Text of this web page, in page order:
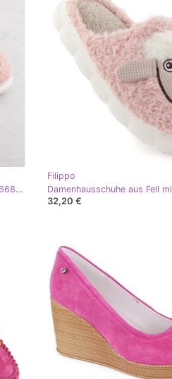
Filippo Fellpantoffeln mit Schaf W DK6683 PAW577B rosa
Filippo
32,20 €